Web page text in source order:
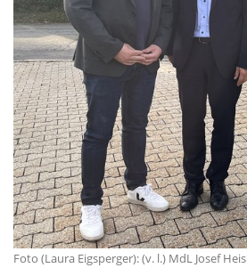
Foto (Laura Eigsperger): (v. l.) MdL Josef